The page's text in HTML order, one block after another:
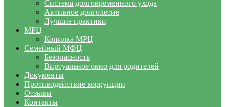
Система долговременного ухода
Активное долголетие
Лучшие практики
МРЦ
Копилка МРЦ
Семейный МФЦ
Безопасность
Виртуальное окно для родителей
Документы
Противодействие коррупции
Отзывы
Контакты